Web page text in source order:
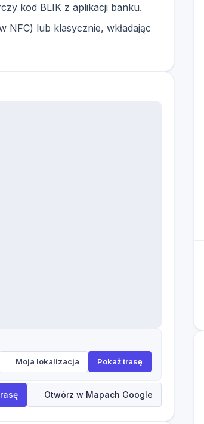
kod BLIK z aplikacji banku.
NFC) lub klasycznie, wkładając
Moja lokalizacja Pokaż trasę
Otwórz w Mapach Google